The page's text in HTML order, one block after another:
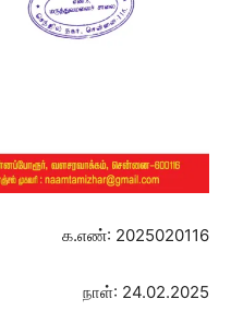
க.எண்: 2025020116
நாள்: 24.02.2025